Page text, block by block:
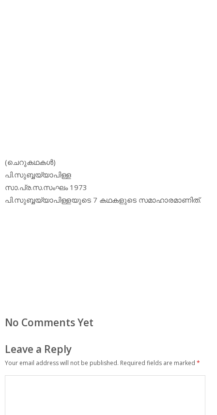
(ചെറുകഥകള്‍)
പി.സുബ്ബയ്യാപിള്ള
സാ.പ്ര.സ.സംഘം 1973
പി.സുബ്ബയ്യാപിള്ളയുടെ 7 കഥകളുടെ സമാഹാരമാണിത്.
No Comments Yet
Leave a Reply
Your email address will not be published. Required fields are marked *